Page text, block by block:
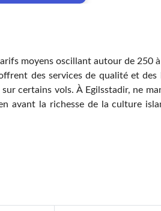
moyens oscillant autour de 250
des services de qualité et
certains vols. À Egilsstadir, ne
avant la richesse de la culture